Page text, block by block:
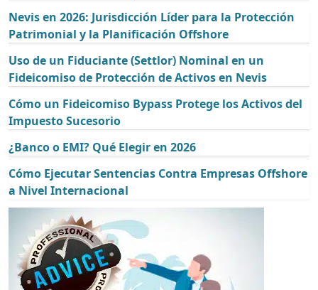
Nevis en 2026: Jurisdicción Líder para la Protección
Patrimonial y la Planificación Offshore
Uso de un Fiduciante (Settlor) Nominal en un
Fideicomiso de Protección de Activos en Nevis
Cómo un Fideicomiso Bypass Protege los Activos del
Impuesto Sucesorio
¿Banco o EMI? Qué Elegir en 2026
Cómo Ejecutar Sentencias Contra Empresas Offshore
a Nivel Internacional